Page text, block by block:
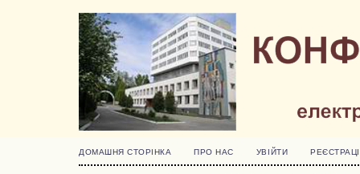
ДОМАШНЯ СТОРІНКА ПРО НАС УВІЙТИ